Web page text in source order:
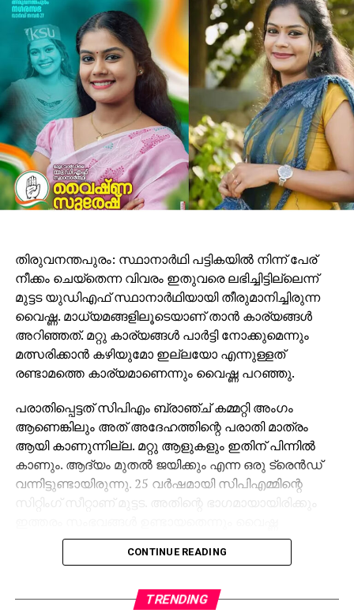
അന്തിമ ചിത്രം കൂടുതല്‍ യാഥാര്‍ഥ്യത്തോടും
കൃത്യതയോടും കൂടി ലഭ്യമാക്കും. നാനോ ബനാന 2
ജെമിനി 3 പ്രോ ഇമേജ് മോഡലിലാണ്
പ്രവര്‍ത്തിക്കുന്നത്.
പ്രശസ്തരുടേതടക്കം ഉയര്‍ന്ന കൃത്യതയുള്ള
ചിത്രങ്ങള്‍ സൃഷ്ടിക്കാനും വ്യത്യസ്ത
പശ്ചാത്തലങ്ങളില്‍ ക്രിയേറ്റീവ് പ്രോംപ്റ്റുകള്‍
ഉപയോഗിച്ച് അവയെ ഇഷ്ടാനുസൃതമാക്കാനും നാനോ
ബനാന 2 സഹായിക്കുന്നുവെന്നാണ് റിപ്പോര്‍ട്ടുകള്‍.
ഉപയോക്താക്കളുടെ ചിത്രങ്ങള്‍ എഡിറ്റ് ചെയ്യാനായി
‘എഡിറ്റ് വിത്ത് ജെമിനി’ എന്ന ഫീച്ചറും ലഭ്യമാകും.
തിരുവനന്തപുരം: സ്ഥാനാര്‍ഥി പട്ടികയില്‍ നിന്ന് പേര്
നീക്കം ചെയ്‌തെന്ന വിവരം ഇതുവരെ ലഭിച്ചിട്ടില്ലെന്ന്
മുട്ടട യുഡിഎഫ് സ്ഥാനാര്‍ഥിയായി തീരുമാനിച്ചിരുന്ന
വൈഷ്ണ. മാധ്യമങ്ങളിലൂടെയാണ് താന്‍ കാര്യങ്ങള്‍
അറിഞ്ഞത്. മറ്റു കാര്യങ്ങള്‍ പാര്‍ട്ടി നോക്കുമെന്നും
മത്സരിക്കാന്‍ കഴിയുമോ ഇല്ലയോ എന്നുള്ളത്
രണ്ടാമത്തെ കാര്യമാണെന്നും വൈഷ്ണ പറഞ്ഞു.
പരാതിപ്പെട്ടത് സിപിഎം ബ്രാഞ്ച് കമ്മറ്റി അംഗം
ആണെങ്കിലും അത് അദേഹത്തിന്റെ പരാതി മാത്രം
ആയി കാണുന്നില്ല. മറ്റു ആളുകളും ഇതിന് പിന്നില്‍
കാണും. ആദ്യം മുതല്‍ ജയിക്കും എന്ന ഒരു ട്രെന്‍ഡ്
വന്നിട്ടുണ്ടായിരുന്നു. 25 വര്‍ഷമായി സിപിഎമ്മിന്റെ
സിറ്റിംഗ് സീറ്റാണ് മുട്ടട. അതിന്റെ ഭാഗമായായിരിക്കും
പ്രതികരിച്ചു.
സമീപിക്കണമോ എന്ന് പാര്‍ട്ടി തീരുമാനിക്കുമെന്നും
CONTINUE READING
TRENDING